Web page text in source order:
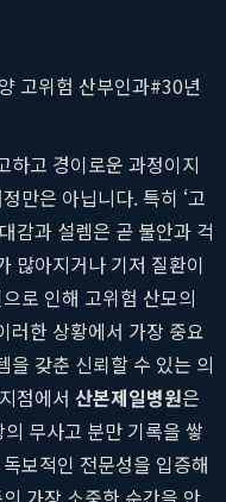
고위험 산부인과#30년
하고 경이로운 과정이지
만은 아닙니다. 특히 ‘고
감과 설렘은 곧 불안과 걱
많아지거나 기저 질환이
로 인해 고위험 산모의
러한 상황에서 가장 중요
을 갖춘 신뢰할 수 있는 의
점에서 산본제일병원은
무사고 분만 기록을 쌓
보적인 전문성을 입증해